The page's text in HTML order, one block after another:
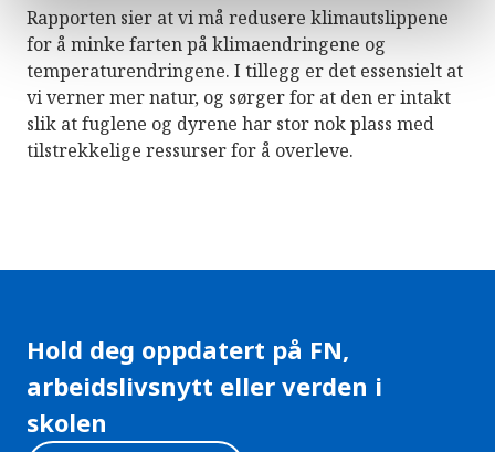
Rapporten sier at vi må redusere klimautslippene
for å minke farten på klimaendringene og
temperaturendringene. I tillegg er det essensielt at
vi verner mer natur, og sørger for at den er intakt
slik at fuglene og dyrene har stor nok plass med
tilstrekkelige ressurser for å overleve.
Hold deg oppdatert på FN,
arbeidslivsnytt eller verden i
skolen